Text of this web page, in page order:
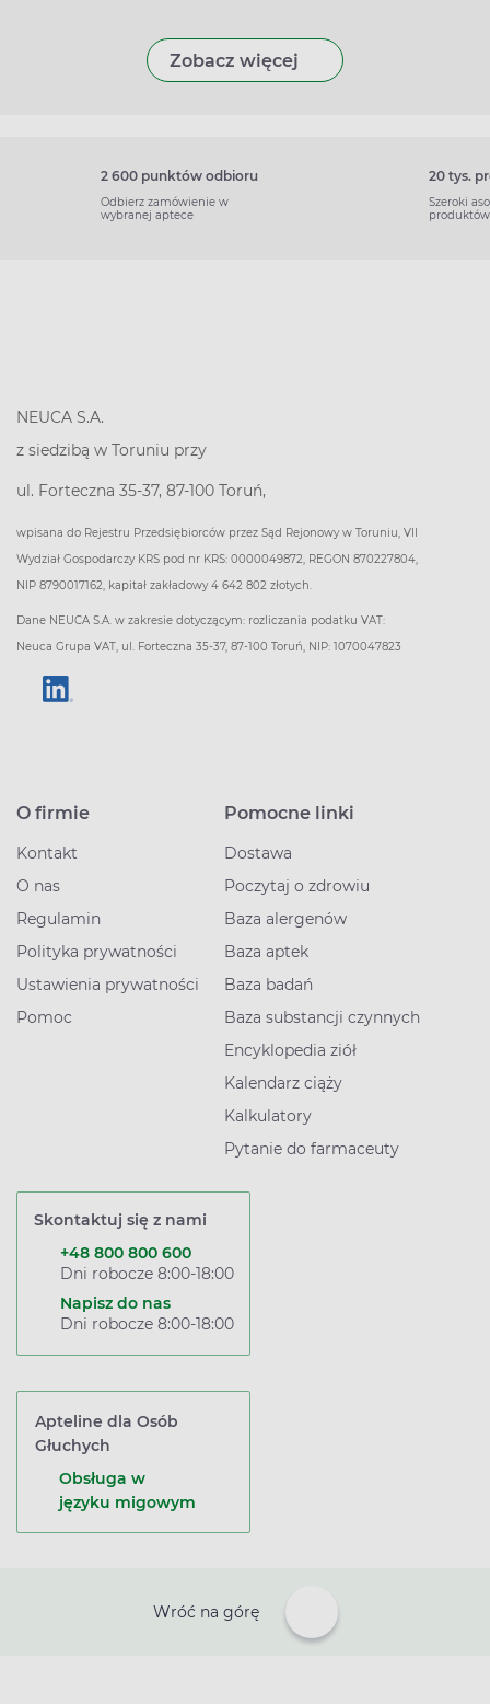
Zobacz więcej
2 600 punktów odbioru
Odbierz zamówienie w
wybranej aptece
20 tys.
Szeroki
produktów
NEUCA S.A.
z siedzibą w Toruniu przy
ul. Forteczna 35-37, 87-100 Toruń,
wpisana do Rejestru Przedsiębiorców przez Sąd Rejonowy w Toruniu, VII
Wydział Gospodarczy KRS pod nr KRS: 0000049872, REGON 870227804,
NIP 8790017162, kapitał zakładowy 4 642 802 złotych.
Dane NEUCA S.A. w zakresie dotyczącym: rozliczania podatku VAT:
Neuca Grupa VAT, ul. Forteczna 35-37, 87-100 Toruń, NIP: 1070047823
O firmie
Kontakt
O nas
Regulamin
Polityka prywatności
Ustawienia prywatności
Pomoc
Pomocne linki
Dostawa
Poczytaj o zdrowiu
Baza alergenów
Baza aptek
Baza badań
Baza substancji czynnych
Encyklopedia ziół
Kalendarz ciąży
Kalkulatory
Pytanie do farmaceuty
Skontaktuj się z nami
+48 800 800 600
Dni robocze 8:00-18:00
Napisz do nas
Dni robocze 8:00-18:00
Apteline dla Osób
Głuchych
Obsługa w
języku migowym
Wróć na górę